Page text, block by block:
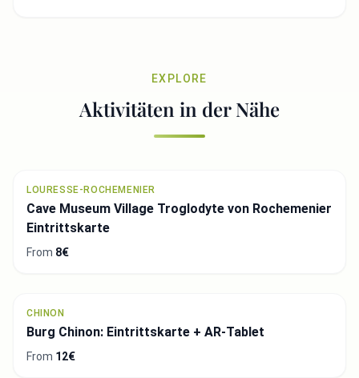
EXPLORE
Aktivitäten in der Nähe
LOURESSE-ROCHEMENIER
Cave Museum Village Troglodyte von Rochemenier
Eintrittskarte
From 8€
CHINON
Burg Chinon: Eintrittskarte + AR-Tablet
From 12€